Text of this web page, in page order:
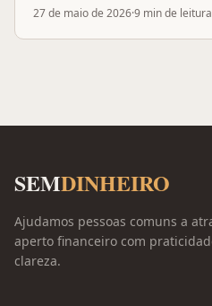
27 de maio de 2026·9 minde leitura
SEMDINHEIRO
Ajudamos pessoas comuns a
aperto financeiro com
clareza.